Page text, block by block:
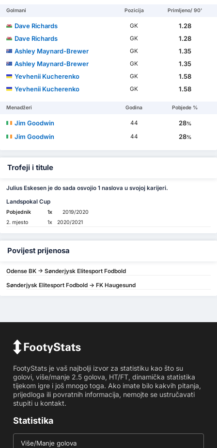
Golmani Pozicija Primljeno/ 90'
Dave Richards GK
1.28
Dave Richards
GK
1.28
Ashley Maynard-Brewer
GK
1.35
Ashley Maynard-Brewer
GK
1.35
Yevhenii Kucherenko
GK
1.58
Yevhenii Kucherenko
GK 1.58
Menadžeri Godina Pobjede %
Jim Goodwin 44 28%
Jim Goodwin 44 28%
Trofeji i titule
Julius Eskesen je do sada osvojio 1 naslova u svojoj karijeri.
Landspokal Cup
Pobjednik 1x
2019/2020
2. mjesto
1x 2020/2021
Povijest prijenosa
Odense BK -> Sønderjysk Elitesport Fodbold
Sønderjysk Elitesport Fodbold -> FK Haugesund
FootyStats je vaš najbolji izvor za statistiku kao što su
golovi, više/manje 2.5 golova, HT/FT, dinamička statistika
tijekom igre i još mnogo toga. Ako imate bilo kakvih pitanja,
prijedloga ili povratnih informacija, nemojte se ustručavati
stupiti u kontakt.
Statistika
Više/Manje golova